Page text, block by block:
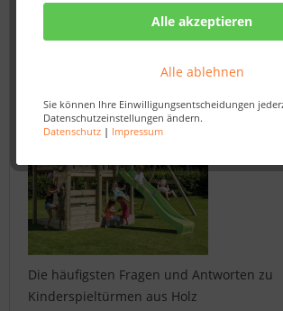
Alle akzeptieren
Alle ablehnen
Sie können Ihre Einwilligungsentscheidungen
Datenschutzeinstellungen ändern.
Datenschutz| Impressum
eigenen Garten
Von: Nadine Wagner
Die häufigsten Fragen und Antworten zu
Kinderspieltürmen aus Holz